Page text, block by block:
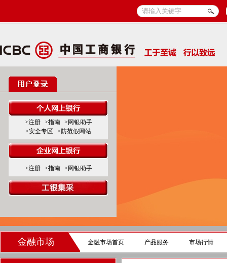
>注册 >指南
>网银助手
>安全专区
>防范假网站
>注册 >指南 >网银助手
金融市场 金融市场首页 产品服务 市场行情